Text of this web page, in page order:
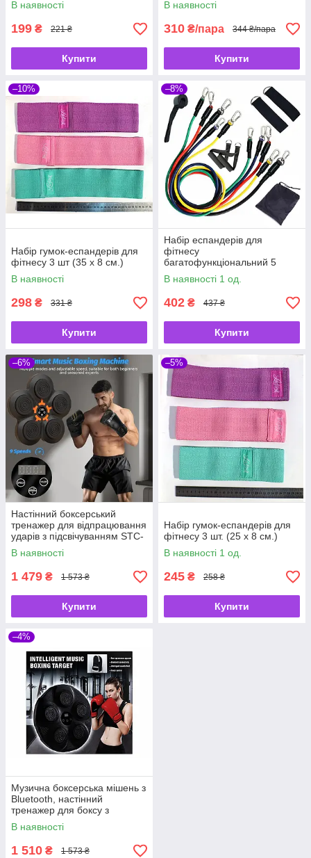
В наявності
199 ₴ 221 ₴
Купити
В наявності
310 ₴/пара 344 ₴/пара
Купити
–10%
Набір гумок-еспандерів для
фітнесу 3 шт (35 x 8 см.)
В наявності
298 ₴ 331 ₴
Купити
–8%
Набір еспандерів для
фітнесу
багатофункціональний 5
джгутів Power Resistance
Bands у чохлі JT-003
В наявності 1 од.
402 ₴ 437 ₴
Купити
–6%
Настінний боксерський
тренажер для відпрацювання
ударів з підсвічуванням STC-
33
В наявності
1 479 ₴ 1 573 ₴
Купити
–5%
Набір гумок-еспандерів для
фітнесу 3 шт. (25 x 8 см.)
В наявності 1 од.
245 ₴ 258 ₴
Купити
–4%
Музична боксерська мішень з
Bluetooth, настінний
тренажер для боксу з
рукавичками, 9 режимів
В наявності
1 510 ₴ 1 573 ₴